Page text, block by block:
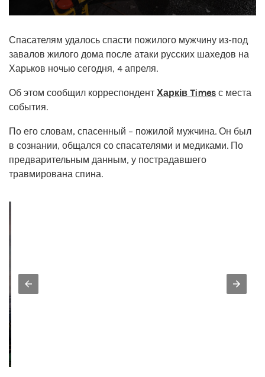
Спасателям удалось спасти пожилого мужчину из-под
завалов жилого дома после атаки русских шахедов на
Харьков ночью сегодня, 4 апреля.
Об этом сообщил корреспондент Харків Times с места
события.
По его словам, спасенный – пожилой мужчина. Он был
в сознании, общался со спасателями и медиками. По
предварительным данным, у пострадавшего
травмирована спина.